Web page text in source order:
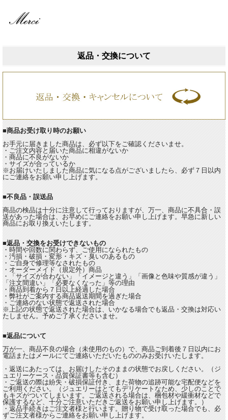
返品・交換について
■商品お受け取り時のお願い
お手元に届きました商品は、必ず以下をご確認くださいませ。
・ご注文内容と届いた商品に相違がないか
・商品に不良がないか
・サイズが合っているか
※お届けいたしました商品に気になる点がございましたら、必ず７日以内
にご連絡をお願い申し上げます。
■不良品・誤送品
商品の検品は十分に注意して行っておりますが、万一、商品に不具合・誤
送があった場合は、お早めにご連絡をお願い申し上げます。早急に新しい
商品にお取り換えいたします。
■返品・交換をお受けできないもの
・時間や回数に関わらず、ご使用になられたもの
・汚損・破損・変形・キズ・臭いのあるもの
・ご自身で修理等なされたもの
・オーダーメイド（規定外）商品
・「サイズが合わない」「イメージと違う」「画像と色味や質感が違う」
「注文間違い」「必要なくなった」等の理由
・商品到着から７日以上経過した場合
・弊社がご案内する商品返送期間を過ぎた場合
・ご連絡のない状態で返送された場合
※上記の状態で返送された場合は、いかなる場合でも返品・交換は対応い
たしません。予めご了承くださいませ。
■返品について
万が一、商品不良の場合（未使用のもの）で、商品ご到着後７日以内にお
電話またはメールにてご連絡いただいたもののみお受けいたします。
・返送にあたっては、お届けしたそのままの状態でお戻しください。（ジ
ュエリーケース・品質保証書等も含む）
・ご返送の際は紛失・破損保証付き、また荷物の追跡可能な宅配便などを
ご利用ください。（ジュエリーはとてもデリケートなため、少しのことで
もキズがついてしまいます。ご返送される場合は、梱包材や緩衝材などで
保護するなど、十分ご注意いただきご返送をお願い申し上げます。）
・返品手続きはご注文者様と行います。贈り物で受け取った場合でも、必
ずご注文者様からご連絡をお願い申し上げます。